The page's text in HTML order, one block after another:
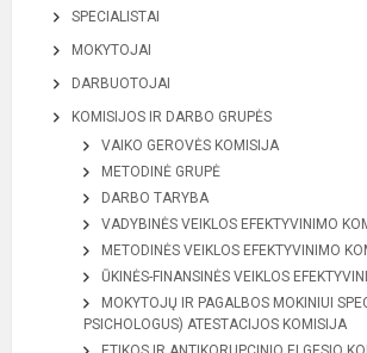
SPECIALISTAI
MOKYTOJAI
DARBUOTOJAI
KOMISIJOS IR DARBO GRUPĖS
VAIKO GEROVĖS KOMISIJA
METODINĖ GRUPĖ
DARBO TARYBA
VADYBINĖS VEIKLOS EFEKTYVINIMO
METODINĖS VEIKLOS EFEKTYVINIMO
ŪKINĖS-FINANSINĖS VEIKLOS
MOKYTOJŲ IR PAGALBOS MOKINIUI
PSICHOLOGUS) ATESTACIJOS KOMISIJA